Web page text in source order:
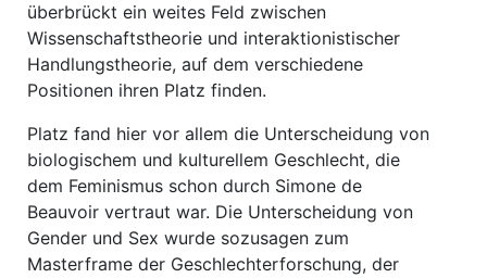
überbrückt ein weites Feld zwischen
Wissenschaftstheorie und interaktionistischer
Handlungstheorie, auf dem verschiedene
Positionen ihren Platz finden.
Platz fand hier vor allem die Unterscheidung von
biologischem und kulturellem Geschlecht, die
dem Feminismus schon durch Simone de
Beauvoir vertraut war. Die Unterscheidung von
Gender und Sex wurde sozusagen zum
Masterframe der Geschlechterforschung, der